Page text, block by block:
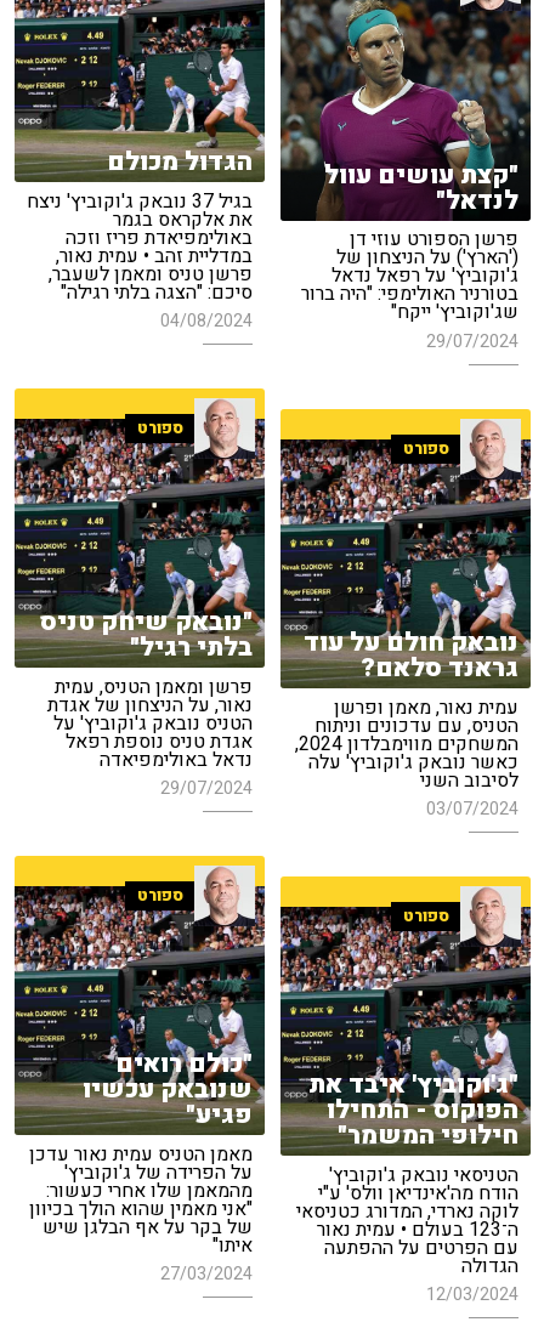
הגדול מכולם
בגיל 37 נובאק ג'וקוביץ' ניצח
את אלקראס בגמר
באולימפיאדת פריז וזכה
במדליית זהב • עמית נאור,
פרשן טניס ומאמן לשעבר,
סיכם: "הצגה בלתי רגילה"
04/08/2024
"קצת עושים עוול
לנדאל"
פרשן הספורט עוזי דן
('הארץ') על הניצחון של
ג'וקוביץ' על רפאל נדאל
בטורניר האולימפי: "היה ברור
שג'וקוביץ' ייקח"
29/07/2024
ספורט
"נובאק שיחק טניס
בלתי רגיל"
פרשן ומאמן הטניס, עמית
נאור, על הניצחון של אגדת
הטניס נובאק ג'וקוביץ' על
אגדת טניס נוספת רפאל
נדאל באולימפיאדה
29/07/2024
ספורט
נובאק חולם על עוד
גראנד סלאם?
עמית נאור, מאמן ופרשן
הטניס, עם עדכונים וניתוח
המשחקים מווימבלדון 2024,
כאשר נובאק ג'וקוביץ' עלה
לסיבוב השני
03/07/2024
ספורט
"כולם רואים
שנובאק עכשיו
פגיע"
מאמן הטניס עמית נאור עדכן
על הפרידה של ג'וקוביץ'
מהמאמן שלו אחרי כעשור:
"אני מאמין שהוא הולך בכיוון
של בקר על אף הבלגן שיש
איתו"
27/03/2024
ספורט
"ג'וקוביץ' איבד את
הפוקוס - התחילו
חילופי המשמר"
הטניסאי נובאק ג'וקוביץ'
הודח מה'אינדיאן וולס' ע"י
לוקה נארדי, המדורג כטניסאי
ה־123 בעולם • עמית נאור
עם הפרטים על ההפתעה
הגדולה
12/03/2024